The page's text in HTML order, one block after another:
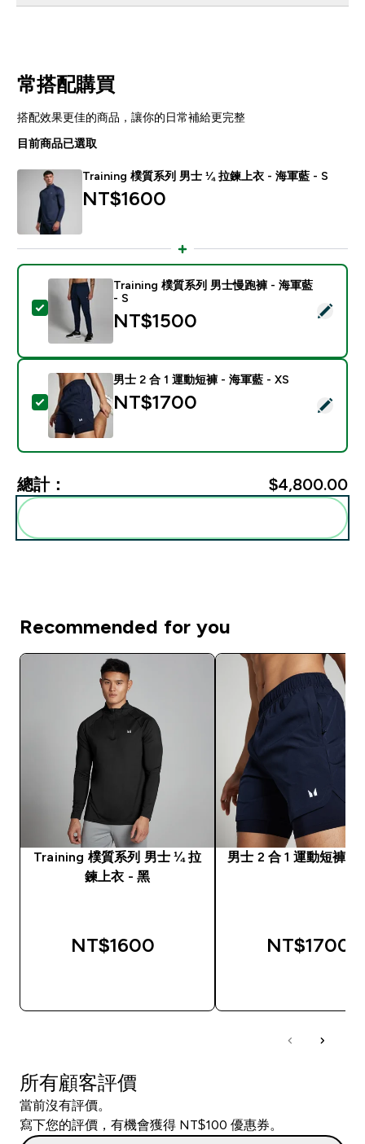
常搭配購買
搭配效果更佳的商品，讓你的日常補給更完整
目前商品已選取
Training 樸質系列 男士 ¼ 拉鍊上衣 - 海軍藍 - S
NT$1600‎
選取此商品 - Training 樸質系列 男士慢跑褲 - 海軍藍 - S
Training 樸質系列 男士慢跑褲 - 海軍藍
- S
NT$1500‎
選取此商品 - 男士 2 合 1 運動短褲 - 海軍藍 - XS
男士 2 合 1 運動短褲 - 海軍藍 - XS
NT$1700‎
總計： $4,800.00‎
Recommended for you
Training 樸質系列 男士 ¼ 拉
鍊上衣 - 黑
NT$1600‎
男士 2 合 1 運動短褲 -
NT$1700‎
所有顧客評價
當前沒有評價。
寫下您的評價，有機會獲得 NT$100 優惠券。